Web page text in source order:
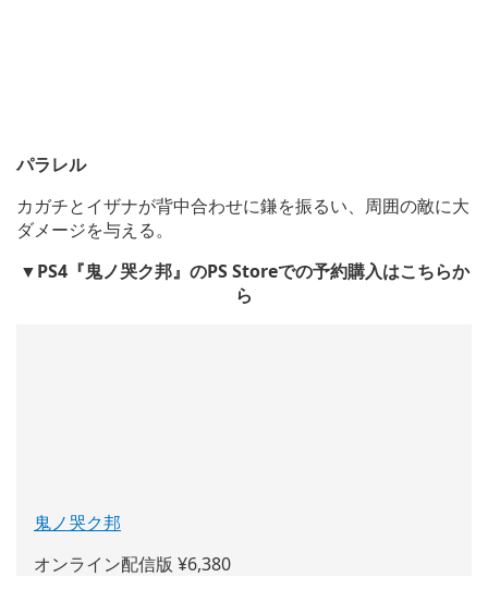
パラレル
カガチとイザナが背中合わせに鎌を振るい、周囲の敵に大
ダメージを与える。
▼PS4『鬼ノ哭ク邦』のPS Storeでの予約購入はこちらか
ら
鬼ノ哭ク邦
い
オンライン配信版 ¥6,380